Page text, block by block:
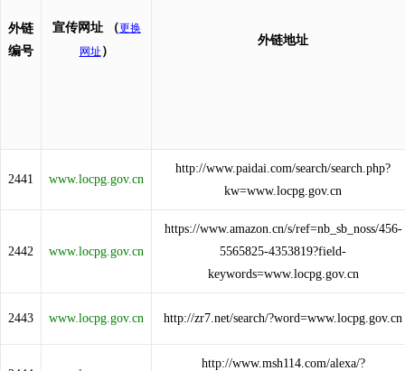
外链
编号
宣传网址 （更换
网址 ）
外链地址
2441 www.locpg.gov.cn
http://www.paidai.com/search/search.php?
kw=www.locpg.gov.cn
2442 www.locpg.gov.cn
https://www.amazon.cn/s/ref=nb_sb_noss/456-
5565825-4353819?field-
keywords=www.locpg.gov.cn
2443 www.locpg.gov.cn http://zr7.net/search/?word=www.locpg.gov.cn
http://www.msh114.com/alexa/?